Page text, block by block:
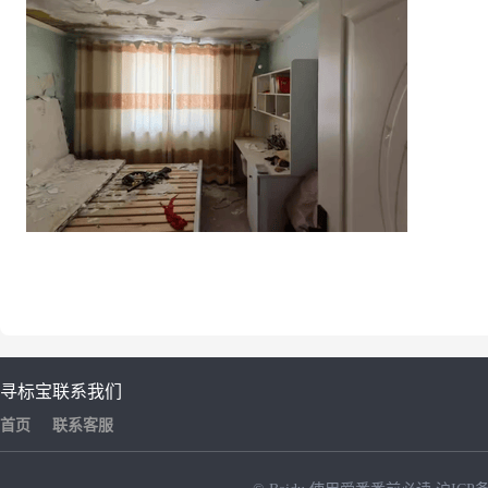
寻标宝
首页
联系我们
联系客服